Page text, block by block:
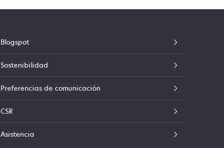
Blogspot
Sostenibilidad
Preferencias de comunicación
CSR
Asistencia